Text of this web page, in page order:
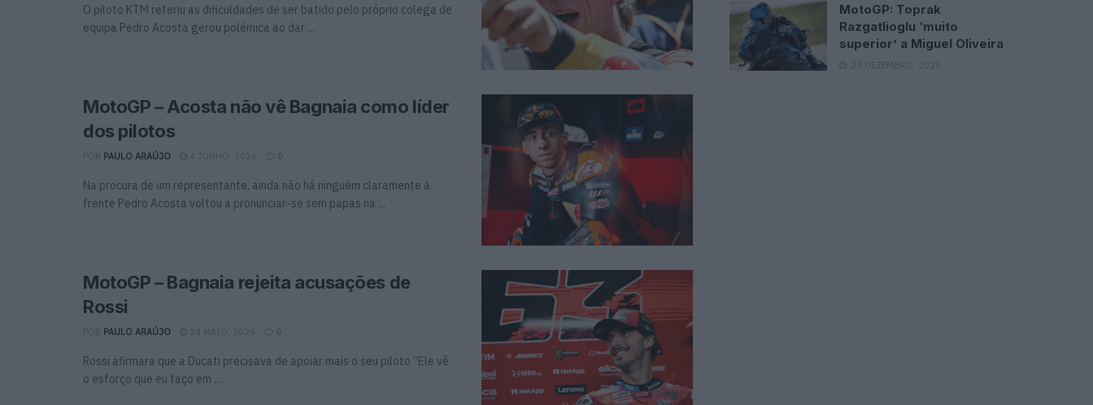
O piloto KTM referiu as dificuldades de ser batido pelo próprio colega de
equipa Pedro Acosta gerou polémica ao dar ...
MotoGP – Acosta não vê Bagnaia como líder
dos pilotos
PAULO ARAÚJO 4 JUNHO, 2026 0
Na procura de um representante, ainda não há ninguém claramente à
frente Pedro Acosta voltou a pronunciar-se sem papas na ...
MotoGP – Bagnaia rejeita acusações de
Rossi
PAULO ARAÚJO 24 MAIO, 2026 0
Rossi afirmara que a Ducati precisava de apoiar mais o seu piloto “Ele vê
o esforço que eu faço em ...
MotoGP: Toprak
Razgatlioglu ‘muito
superior’ a Miguel Oliveira